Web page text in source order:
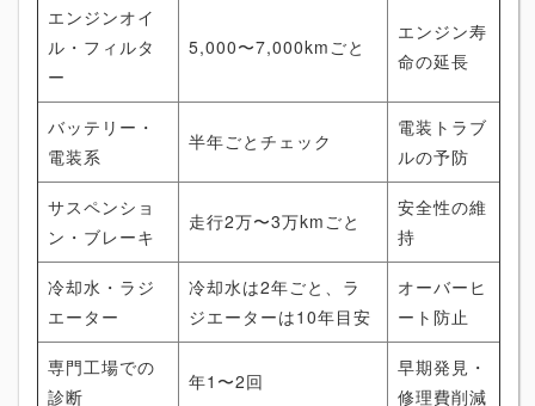
エンジンオイ
ル・フィルタ
ー
5,000〜7,000kmごと
エンジン寿
命の延長
バッテリー・
電装系
半年ごとチェック
電装トラブ
ルの予防
サスペンショ
ン・ブレーキ
走行2万〜3万kmごと
安全性の維
持
冷却水・ラジ
エーター
冷却水は2年ごと、ラ
ジエーターは10年目安
オーバーヒ
ート防止
専門工場での
診断
年1〜2回
早期発見・
修理費削減